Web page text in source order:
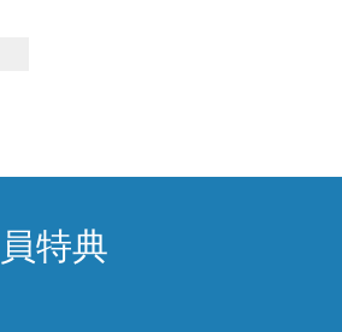
ン・グリル&バーの営業時間を表示
特典